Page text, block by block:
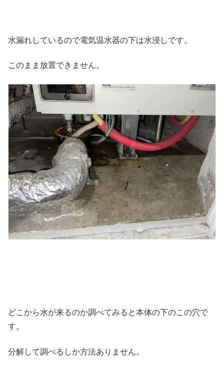
水漏れしているので電気温水器の下は水浸しです。
このまま放置できません。
どこから水が来るのか調べてみると本体の下のこの穴で
す。
分解して調べるしか方法ありません。